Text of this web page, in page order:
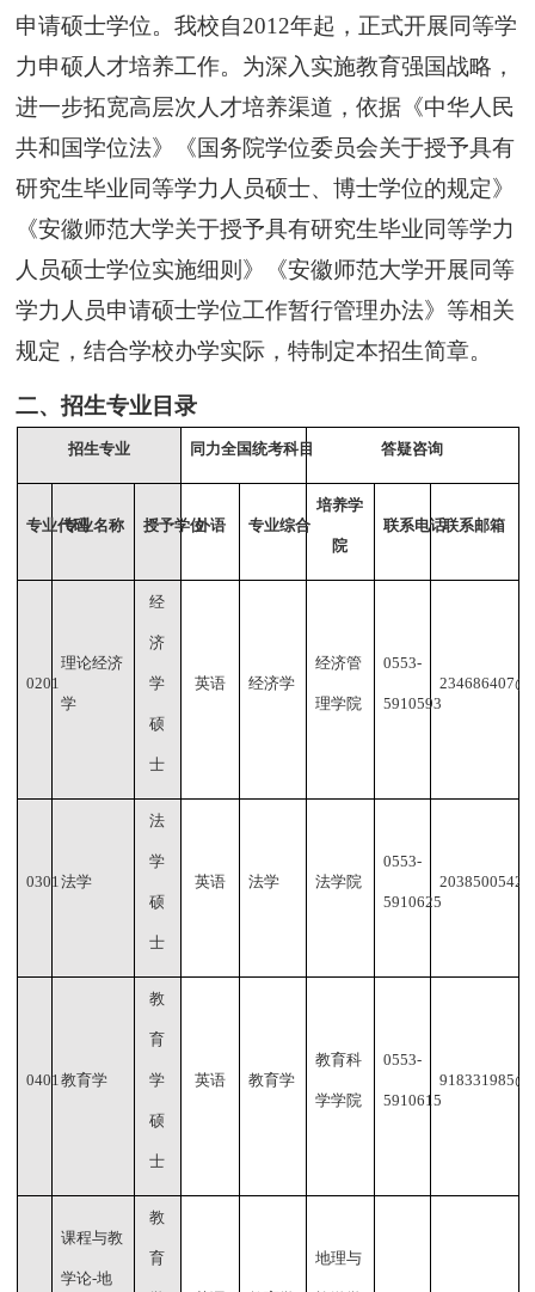
申请硕士学位。我校自2012年起，正式开展同等学
力申硕人才培养工作。为深入实施教育强国战略，
进一步拓宽高层次人才培养渠道，依据《中华人民
共和国学位法》《国务院学位委员会关于授予具有
研究生毕业同等学力人员硕士、博士学位的规定》
《安徽师范大学关于授予具有研究生毕业同等学力
人员硕士学位实施细则》《安徽师范大学开展同等
学力人员申请硕士学位工作暂行管理办法》等相关
规定，结合学校办学实际，特制定本招生简章。
二、招生专业目录
招生专业 同力全国统考科目 答疑咨询
专业代码专业名称 授予学位外语 专业综合
培养学
院
联系电话联系邮箱
0201
理论经济
学
经
济
学
硕
士
英语 经济学
经济管
理学院
0553-
5910593
0301 法学
法
学
硕
士
英语 法学 法学院
0553-
5910625
0401 教育学
教
育
学
硕
士
英语 教育学
教育科
学学院
0553-
5910615
课程与教
学论-地
教
育 地理与